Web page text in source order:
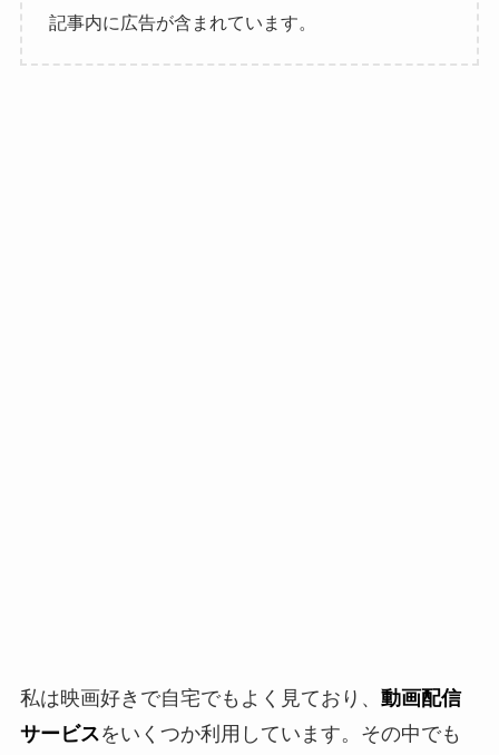
記事内に広告が含まれています。
私は映画好きで自宅でもよく見ており、 動画配信
サービスをいくつか利用しています。その中でも